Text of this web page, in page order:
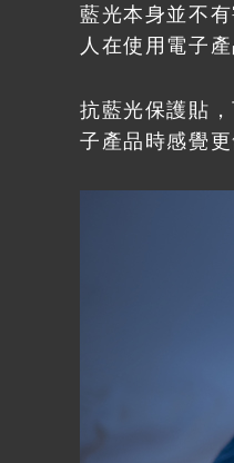
藍光本身並不
人在使用電子
抗藍光保護貼
子產品時感覺